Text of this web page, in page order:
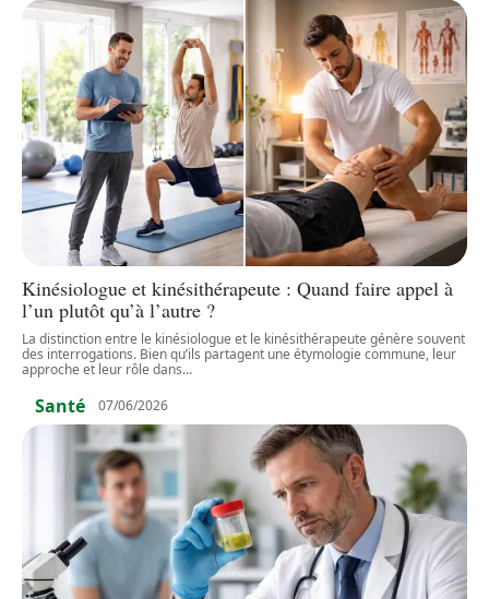
Kinésiologue et kinésithérapeute : Quand faire appel à
l’un plutôt qu’à l’autre ?
La distinction entre le kinésiologue et le kinésithérapeute génère souvent
des interrogations. Bien qu’ils partagent une étymologie commune, leur
approche et leur rôle dans…
Santé 07/06/2026